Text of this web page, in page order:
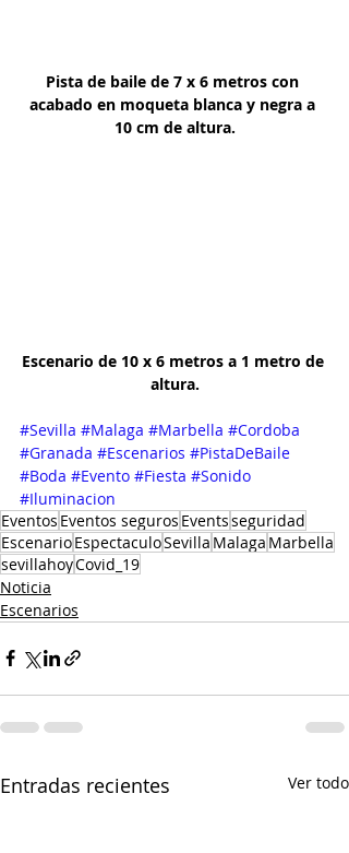
Pista de baile de 7 x 6 metros con
acabado en moqueta blanca y negra a
10 cm de altura.
Escenario de 10 x 6 metros a 1 metro de
altura.
#Sevilla #Malaga #Marbella #Cordoba
#Granada #Escenarios #PistaDeBaile
#Boda #Evento #Fiesta #Sonido
#Iluminacion
Eventos Eventos seguros Eventsseguridad
EscenarioEspectaculoSevilla Malaga Marbella
sevillahoyCovid_19
Noticia
Escenarios
Entradas recientes Ver todo